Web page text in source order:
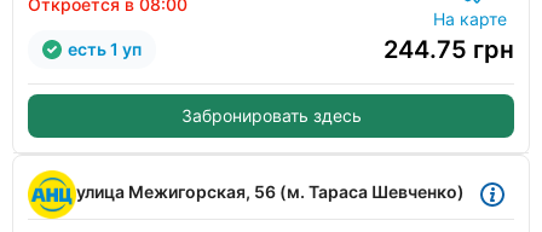
На карте
244.75 грн
есть 1 уп
Забронировать здесь
улица Межигорская, 56 (м. Тараса Шевченко)